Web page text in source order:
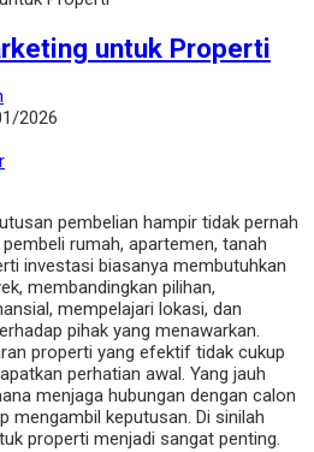
untuk Properti
2026
pembelian hampir tidak pernah
rumah, apartemen, tanah
investasi biasanya membutuhkan
membandingkan pilihan,
mempelajari lokasi, dan
pihak yang menawarkan.
properti yang efektif tidak cukup
perhatian awal. Yang jauh
menjaga hubungan dengan calon
mengambil keputusan. Di sinilah
properti menjadi sangat penting.